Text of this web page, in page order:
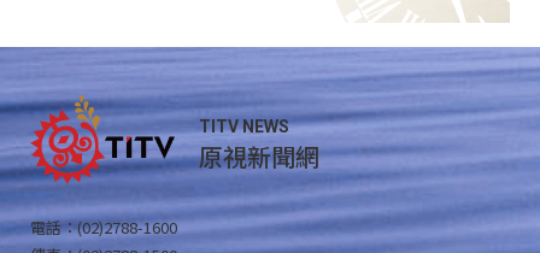
TITV NEWS
原視新聞網
電話：(02)2788-1600